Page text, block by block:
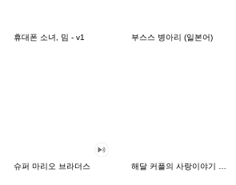
휴대폰 소녀, 밈 - v1 부스스 병아리 (일본어)
슈퍼 마리오 브라더스 해달 커플의 사랑이야기 2.0(한국어일본어)